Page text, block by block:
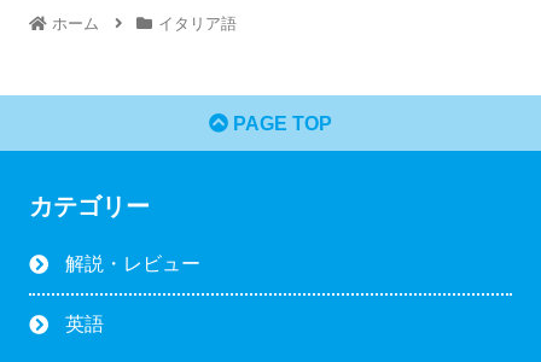
ホーム イタリア語
PAGE TOP
カテゴリー
解説・レビュー
英語